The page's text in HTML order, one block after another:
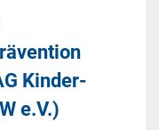
Kinder-
e.V.)